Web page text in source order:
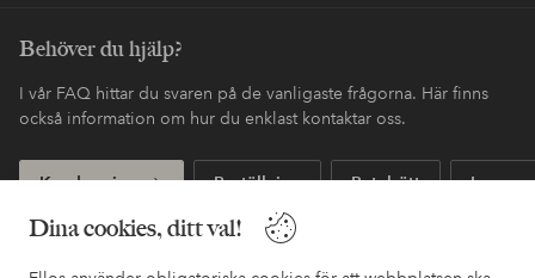
Dina cookies, ditt val!
Behöver du hjälp?
I vår FAQ hittar du svaren på de vanligaste frågorna. Här finns
också information om hur du enklast kontaktar oss.
Kundservice Beställning Betalsätt